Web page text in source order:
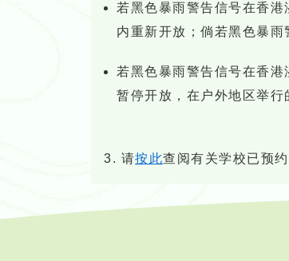
若黑色暴雨警告信号在香
内重新开放；倘若黑色暴
若黑色暴雨警告信号在香
暂停开放，在户外地区举
3. 请按此查阅有关学校已预